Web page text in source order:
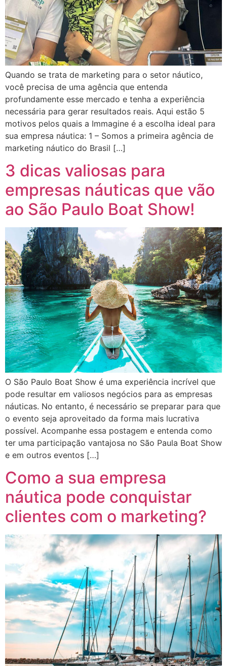
Quando se trata de marketing para o setor náutico,
você precisa de uma agência que entenda
profundamente esse mercado e tenha a experiência
necessária para gerar resultados reais. Aqui estão 5
motivos pelos quais a Immagine é a escolha ideal para
sua empresa náutica: 1 – Somos a primeira agência de
marketing náutico do Brasil […]
3 dicas valiosas para
empresas náuticas que vão
ao São Paulo Boat Show!
O São Paulo Boat Show é uma experiência incrível que
pode resultar em valiosos negócios para as empresas
náuticas. No entanto, é necessário se preparar para que
o evento seja aproveitado da forma mais lucrativa
possível. Acompanhe essa postagem e entenda como
ter uma participação vantajosa no São Paula Boat Show
e em outros eventos […]
Como a sua empresa
náutica pode conquistar
clientes com o marketing?